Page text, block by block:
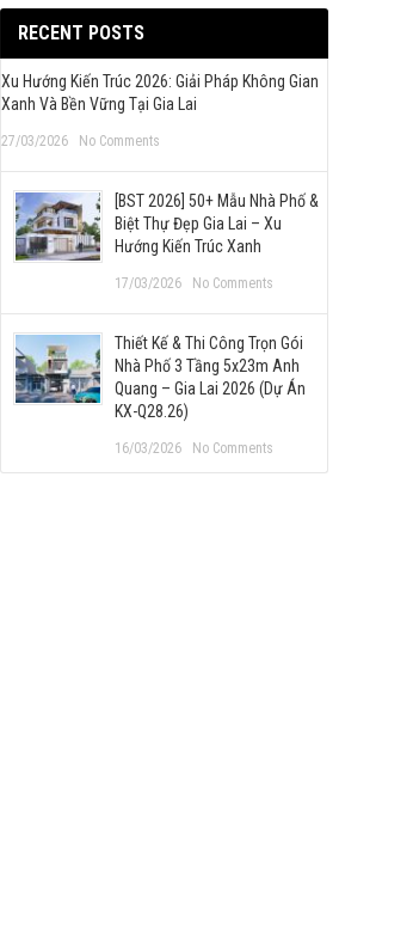
RECENT POSTS
Xu Hướng Kiến Trúc 2026: Giải Pháp Không Gian
Xanh Và Bền Vững Tại Gia Lai
27/03/2026 No Comments
[BST 2026] 50+ Mẫu Nhà Phố &
Biệt Thự Đẹp Gia Lai – Xu
Hướng Kiến Trúc Xanh
17/03/2026 No Comments
Thiết Kế & Thi Công Trọn Gói
Nhà Phố 3 Tầng 5x23m Anh
Quang – Gia Lai 2026 (Dự Án
KX-Q28.26)
16/03/2026 No Comments